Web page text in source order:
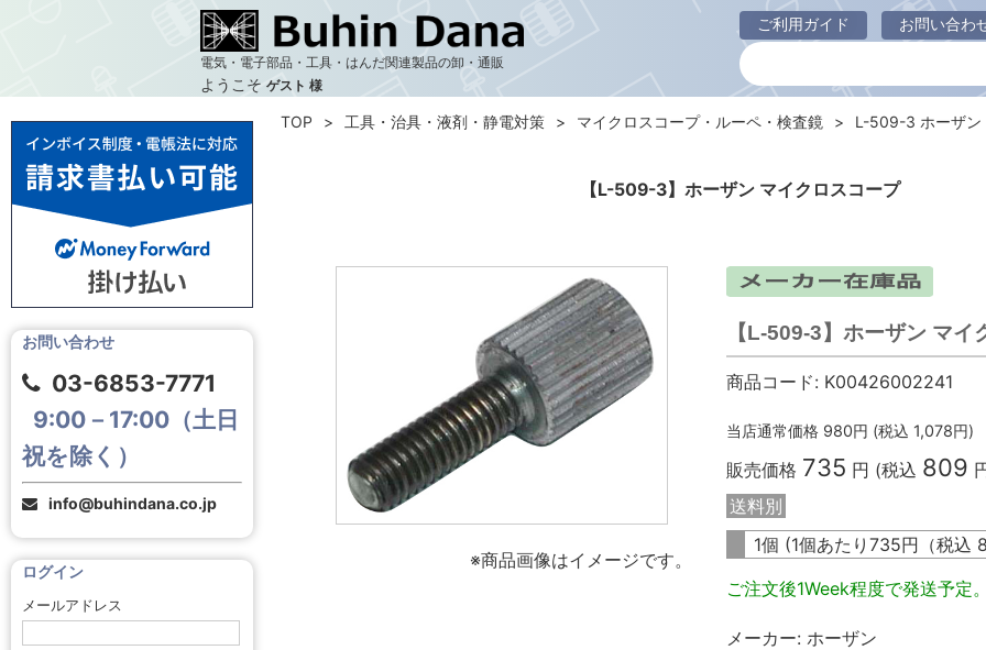
電気・電子部品・工具・はんだ関連製品の卸・通販
ようこそ ゲスト 様
ご利用ガイド お問い合わ
【L-509-3】ホーザン マイクロスコープ
お問い合わせ
03-6853-7771
9:00－17:00（土日
祝を除く）
info@buhindana.co.jp
ログイン
メールアドレス
TOP 工具・治具・液剤・静電対策 マイクロスコープ・ルーペ・検査鏡 L-509-3 ホーザン
※商品画像はイメージです。
【L-509-3】ホーザン マイ
商品コード: K00426002241
当店通常価格 980円 (税込 1,078円)
販売価格 735 円 (税込 809
送料別
1個 (1個あたり 735円（税込
ご注文後1Week程度で発送予定。
メーカー: ホーザン